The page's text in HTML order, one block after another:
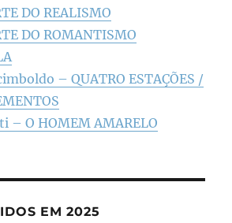
DO REALISMO
DO ROMANTISMO
– QUATRO ESTAÇÕES /
– O HOMEM AMARELO
EM 2025